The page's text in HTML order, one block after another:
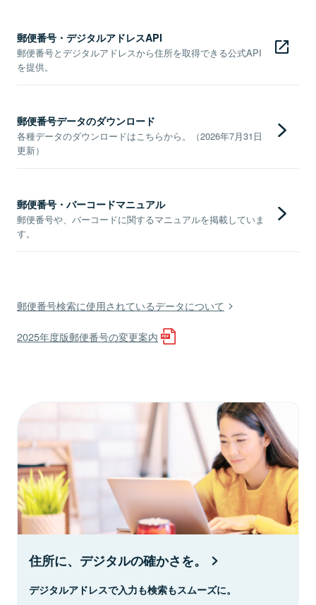
郵便番号・デジタルアドレスAPI
郵便番号とデジタルアドレスから住所を取得できる公式API
を提供。
郵便番号データのダウンロード
各種データのダウンロードはこちらから。（2026年7月31日
更新）
郵便番号・バーコードマニュアル
郵便番号や、バーコードに関するマニュアルを掲載していま
す。
郵便番号検索に使用されているデータについて
2025年度版郵便番号の変更案内
住所に、デジタルの確かさを。
デジタルアドレスで入力も検索もスムーズに。